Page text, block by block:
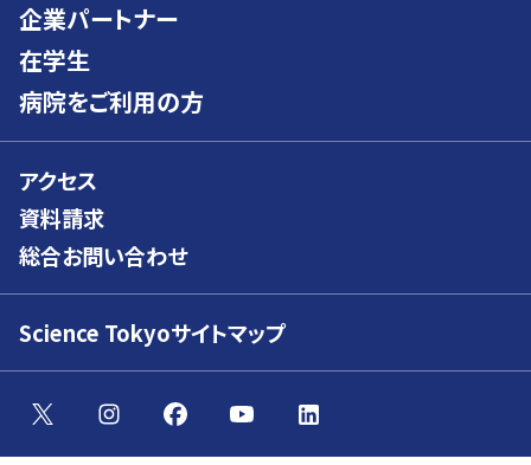
企業パートナー
在学生
病院をご利用の方
アクセス
資料請求
総合お問い合わせ
Science Tokyoサイトマップ